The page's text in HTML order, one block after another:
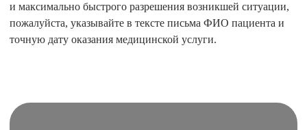
и максимально быстрого разрешения возникшей ситуации,
пожалуйста, указывайте в тексте письма ФИО пациента и
точную дату оказания медицинской услуги.